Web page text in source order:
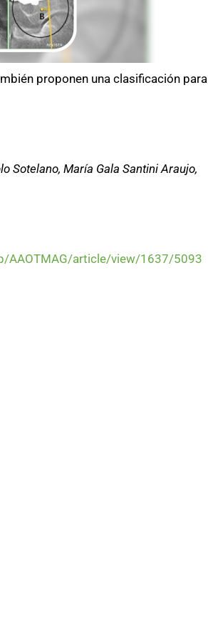
proponen una clasificación para
Sotelano, María Gala Santini Araujo,
AAOTMAG/article/view/1637/5093